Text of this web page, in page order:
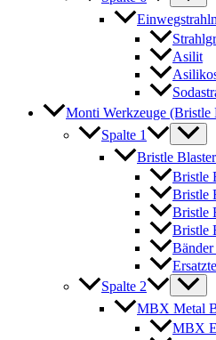
Asilit
Monti Werkzeuge (Bristle
Spalte 1
Bristle Blaster
Bristle
Bristle
Bristle
Bristle
Spalte 2
MBX Metal
MBX